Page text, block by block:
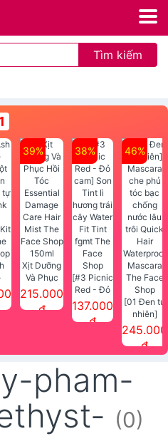
Tìm kiếm
39%
Xịt Dưỡng
Và Phục
Hồi Tóc
Essential
215.000
đ
38%
[#3 Picnic
Red - Đỏ
cam] Son
Face
Shop
137.000
đ
46%
[01 Đen tự
nhiên]
Mascara
che phủ
Waterproof
Mascara
245.000
đ
pham-
(0)